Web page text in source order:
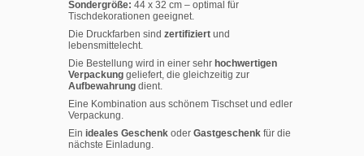
Sondergröße: 44 x 32 cm – optimal für
Tischdekorationen geeignet.
Die Druckfarben sind zertifiziert und
lebensmittelecht.
Die Bestellung wird in einer sehr hochwertigen
Verpackung geliefert, die gleichzeitig zur
Aufbewahrung dient.
Eine Kombination aus schönem Tischset und edler
Verpackung.
Ein ideales Geschenk oder Gastgeschenk für die
nächste Einladung.